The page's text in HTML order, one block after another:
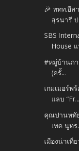
🎉 ททท.อีส
สุรนารี ป
SBS
House
#หมู่บ้านภา
(ครั้...
เกมเมอร์พ
แลบ “Fr...
คุณปานหทั
เทค นูทร
เมืองน่าเที่